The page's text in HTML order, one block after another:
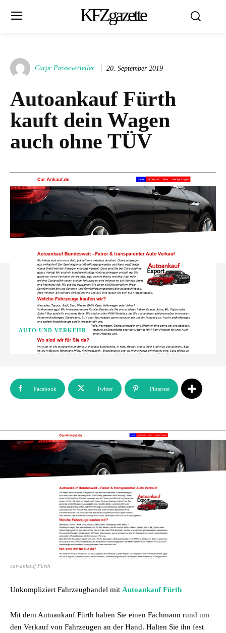
KFZgazette
Carpr Presseverteiler 20. September 2019
Autoankauf Fürth
kauft dein Wagen
auch ohne TÜV
AUTO UND VERKEHR
Facebook Twitter Pinterest
car-ankauf Fürth
Unkompliziert Fahrzeughandel mit Autoankauf Fürth
Mit dem Autoankauf Fürth haben Sie einen Fachmann rund um
den Verkauf von Fahrzeugen an der Hand. Halten Sie ihn fest